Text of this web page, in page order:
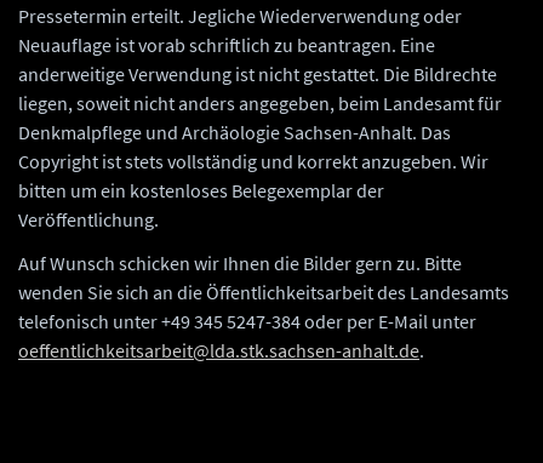
Pressetermin erteilt. Jegliche Wiederverwendung oder
Neuauflage ist vorab schriftlich zu beantragen. Eine
anderweitige Verwendung ist nicht gestattet. Die Bildrechte
liegen, soweit nicht anders angegeben, beim Landesamt für
Denkmalpflege und Archäologie Sachsen-Anhalt. Das
Copyright ist stets vollständig und korrekt anzugeben. Wir
bitten um ein kostenloses Belegexemplar der
Veröffentlichung.
Auf Wunsch schicken wir Ihnen die Bilder gern zu. Bitte
wenden Sie sich an die Öffentlichkeitsarbeit des Landesamts
telefonisch unter +49 345 5247-384 oder per E-Mail unter
oeffentlichkeitsarbeit@lda.stk.sachsen-anhalt.de.